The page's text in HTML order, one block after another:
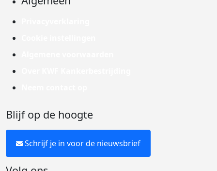
Blijf op de hoogte
Schrijf je in voor de nieuwsbrief